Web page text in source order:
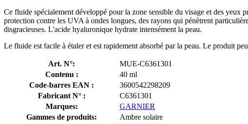
Ce fluide spécialement développé pour la zone sensible du visage et des
protection contre les UVA à ondes longues, des rayons qui pénètrent
disgracieuses. L'acide hyaluronique hydrate intensément la peau.
Le fluide est facile à étaler et est rapidement absorbé par la peau. Le produit
Art. N°:
MUE-C6361301
Contenu :
40 ml
Code-barres EAN :
3600542298209
Fabricant N° :
C6361301
Marques:
GARNIER
Gammes de produits:
Ambre solaire